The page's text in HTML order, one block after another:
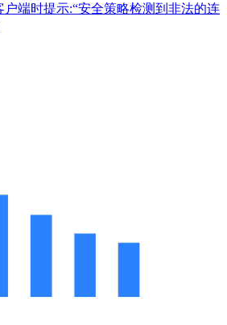
户端时提示:“安全策略检测到非法的连